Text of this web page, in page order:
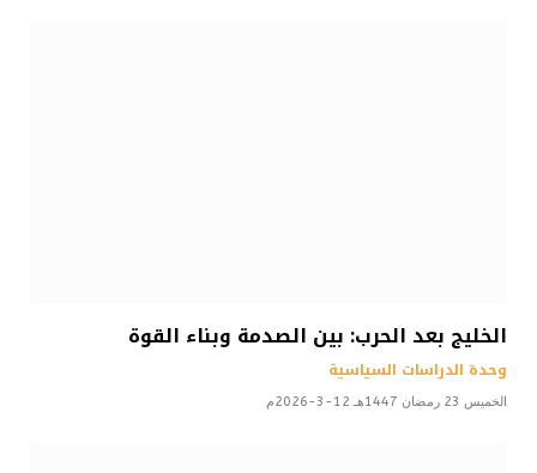
الخليج بعد الحرب: بين الصدمة وبناء القوة
وحدة الدراسات السياسية
الخميس 23 رمضان 1447هـ 12-3-2026م